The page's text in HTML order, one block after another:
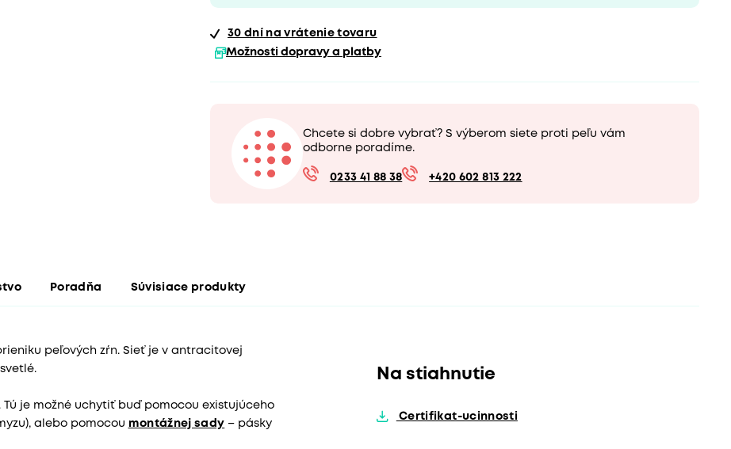
30 dní na vrátenie tovaru
Možnosti dopravy a platby
Chcete si dobre vybrať? S výberom siete proti peľu vám
odborne poradíme.
0233 41 88 38 +420 602 813 222
Poradňa Súvisiace produkty
peľových zŕn. Sieť je v antracitovej
Tú je možné uchytiť buď pomocou existujúceho
alebo pomocou montážnej sady – pásky
Na stiahnutie
Certifikat-ucinnosti